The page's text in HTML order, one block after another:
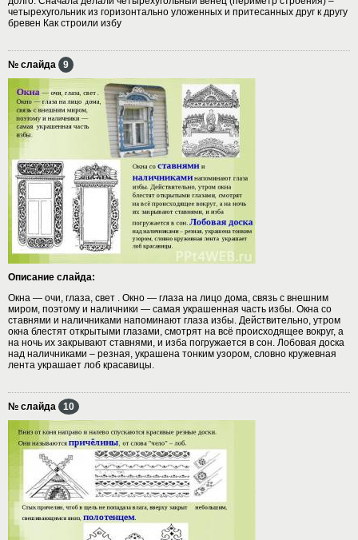
четырехугольник из горизонтально уложенных и притесанных друг к другу
бревен Как строили избу
№ слайда 9
Описание слайда:
Окна — очи, глаза, свет . Окно — глаза на лицо дома, связь с внешним
миром, поэтому и наличники — самая украшенная часть избы. Окна со
ставнями и наличниками напоминают глаза избы. Действительно, утром
окна блестят открытыми глазами, смотрят на всё происходящее вокруг, а
на ночь их закрывают ставнями, и изба погружается в сон. Лобовая доска
над наличниками – резная, украшена тонким узором, словно кружевная
лента украшает лоб красавицы.
№ слайда 10